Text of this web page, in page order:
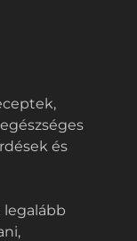
és
legalább